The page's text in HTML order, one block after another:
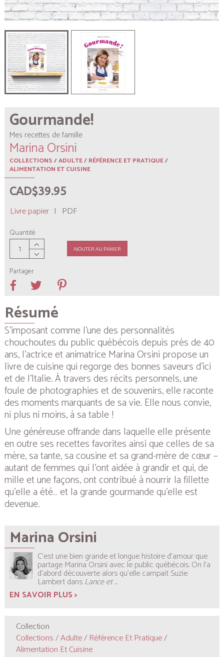
Gourmande!
Mes recettes de famille
Marina Orsini
COLLECTIONS/ADULTE/RÉFÉRENCE ET PRATIQUE/
ALIMENTATION ET CUISINE
CAD$39.95
Livre papier | PDF
Quantité
AJOUTER AU PANIER
Partager
Résumé
S’imposant comme l’une des personnalités
chouchoutes du public québécois depuis près de 40
ans, l’actrice et animatrice Marina Orsini propose un
livre de cuisine qui regorge des bonnes saveurs d’ici
et de l’Italie. À travers des récits personnels, une
foule de photographies et de souvenirs, elle raconte
des moments marquants de sa vie. Elle nous convie,
ni plus ni moins, à sa table !
Une généreuse offrande dans laquelle elle présente
en outre ses recettes favorites ainsi que celles de sa
mère, sa tante, sa cousine et sa grand-mère de cœur –
autant de femmes qui l’ont aidée à grandir et qui, de
mille et une façons, ont contribué à nourrir la fillette
qu’elle a été… et la grande gourmande qu’elle est
devenue.
Marina Orsini
C’est une bien grande et longue histoire d’amour que
partage Marina Orsini avec le public québécois. On l’a
d’abord découverte alors qu’elle campait Suzie
Lambert dansLance et...
EN SAVOIR PLUS >
Collection
Collections/Adulte/ Référence Et Pratique/
Alimentation Et Cuisine